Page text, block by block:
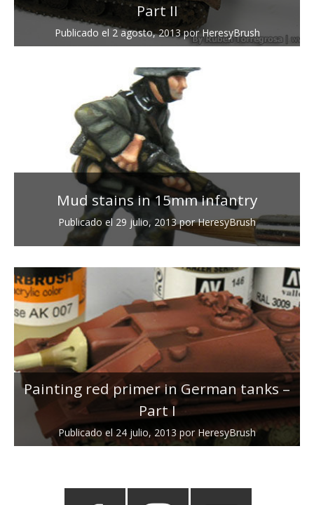
Part II
Publicado el 2 agosto, 2013porHeresyBrush
Mud stains in 15mm infantry
Publicado el 29 julio, 2013porHeresyBrush
Painting red primer in German tanks –
Part I
Publicado el24 julio, 2013 por HeresyBrush